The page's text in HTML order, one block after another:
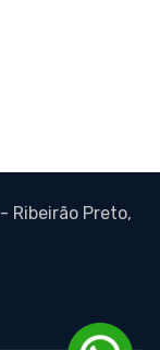
Ribeirão Preto,